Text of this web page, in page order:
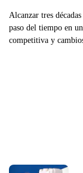
Alcanzar tres
paso del tiempo en
competitiva y